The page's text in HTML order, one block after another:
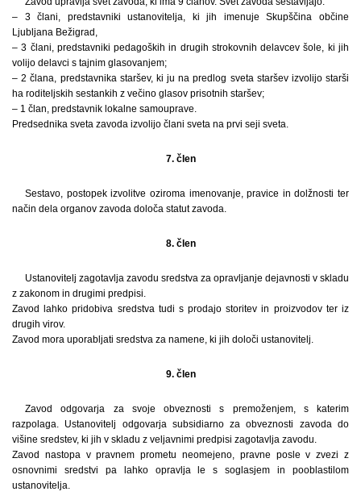
– 3 člani, predstavniki ustanovitelja, ki jih imenuje Skupščina občine
Ljubljana Bežigrad,
– 3 člani, predstavniki pedagoških in drugih strokovnih delavcev šole, ki jih
volijo delavci s tajnim glasovanjem;
– 2 člana, predstavnika staršev, ki ju na predlog sveta staršev izvolijo starši
ha roditeljskih sestankih z večino glasov prisotnih staršev;
– 1 član, predstavnik lokalne samouprave.
Predsednika sveta zavoda izvolijo člani sveta na prvi seji sveta.
7. člen
Sestavo, postopek izvolitve oziroma imenovanje, pravice in dolžnosti ter
način dela organov zavoda določa statut zavoda.
8. člen
Ustanovitelj zagotavlja zavodu sredstva za opravljanje dejavnosti v skladu
z zakonom in drugimi predpisi.
Zavod lahko pridobiva sredstva tudi s prodajo storitev in proizvodov ter iz
drugih virov.
Zavod mora uporabljati sredstva za namene, ki jih določi ustanovitelj.
9. člen
Zavod odgovarja za svoje obveznosti s premoženjem, s katerim
razpolaga. Ustanovitelj odgovarja subsidiarno za obveznosti zavoda do
višine sredstev, ki jih v skladu z veljavnimi predpisi zagotavlja zavodu.
Zavod nastopa v pravnem prometu neomejeno, pravne posle v zvezi z
osnovnimi sredstvi pa lahko opravlja le s soglasjem in pooblastilom
ustanovitelja.